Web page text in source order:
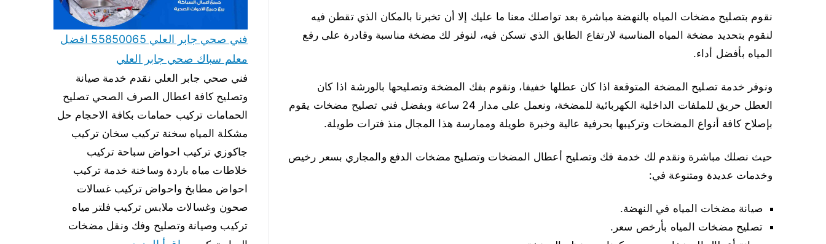
نقوم بتصليح مضخات المياه بالنهضة مباشرة بعد تواصلك معنا ما عليك إلا أن تخبرنا بالمكان الذي تقطن فيه
لنقوم بتحديد مضخة المياه المناسبة لارتفاع الطابق الذي تسكن فيه، لنوفر لك مضخة مناسبة وقادرة على رفع
المياه بأفضل أداء.
ونوفر خدمة تصليح المضخة المتوقعة اذا كان عطلها خفيفا، ونقوم بفك المضخة وتصليحها بالورشة اذا كان
العطل حريق للملفات الداخلية الكهربائية للمضخة، ونعمل على مدار 24 ساعة وبفضل فني تصليح مضخات يقوم
بإصلاح كافة أنواع المضخات وتركيبها بحرفية عالية وخبرة طويلة وممارسة هذا المجال منذ فترات طويلة.
حيث نصلك مباشرة ونقدم لك خدمة فك وتصليح أعطال المضخات وتصليح مضخات الدفع والمجاري بسعر رخيص
وخدمات عديدة ومتنوعة في:
صيانة مضخات المياه في النهضة.
تصليح مضخات المياه بأرخص سعر.
فني صحي جابر العلي 55850065 افضل
معلم سباك صحي جابر العلي
فني صحي جابر العلي نقدم خدمة صيانة
وتصليح كافة اعطال الصرف الصحي تصليح
الحمامات تركيب حمامات بكافة الاحجام حل
مشكلة المياه سخنة تركيب سخان تركيب
جاكوزي تركيب احواض سباحة تركيب
خلاطات مياه باردة وساخنة خدمة تركيب
احواض مطابخ واحواض تركيب غسالات
صحون وغسالات ملابس تركيب فلتر مياه
تركيب وصيانة وتصليح وفك ونقل مضخات